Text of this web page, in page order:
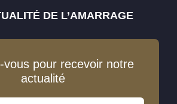
DE L’AMARRAGE
vous pour recevoir notre
actualité